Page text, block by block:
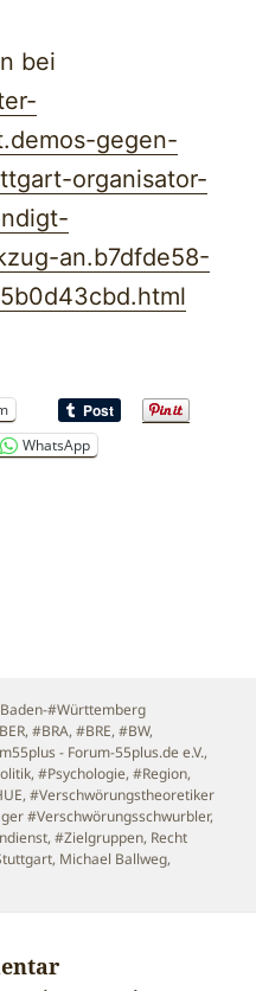
bei
gegen-
organisator-
an.b7dfde58-
WhatsApp
#Württemberg
,#BRA,#BRE,#BW,
- Forum-55plus.de e.V.,
,#Psychologie,#Region,
,#Verschwörungstheoretiker
#Verschwörungsschwurbler,
,#Zielgruppen, Recht
, Michael Ballweg,